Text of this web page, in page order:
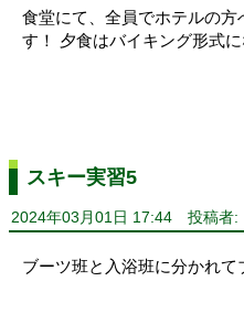
食堂にて、全員でホテルの
す！ 夕食はバイキング形式に
スキー実習5
2024年03月01日 17:44 投稿者:
ブーツ班と入浴班に分かれて